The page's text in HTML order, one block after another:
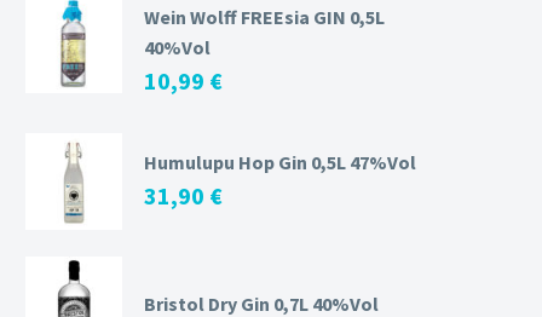
Wein Wolff FREEsia GIN 0,5L
40%Vol
10,99 €
Humulupu Hop Gin 0,5L 47%Vol
31,90 €
Bristol Dry Gin 0,7L 40%Vol